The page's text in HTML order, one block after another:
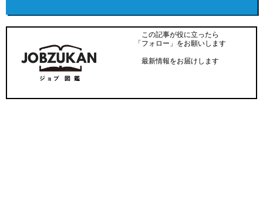
この記事が役に立ったら
「フォロー」をお願いします
最新情報をお届けします